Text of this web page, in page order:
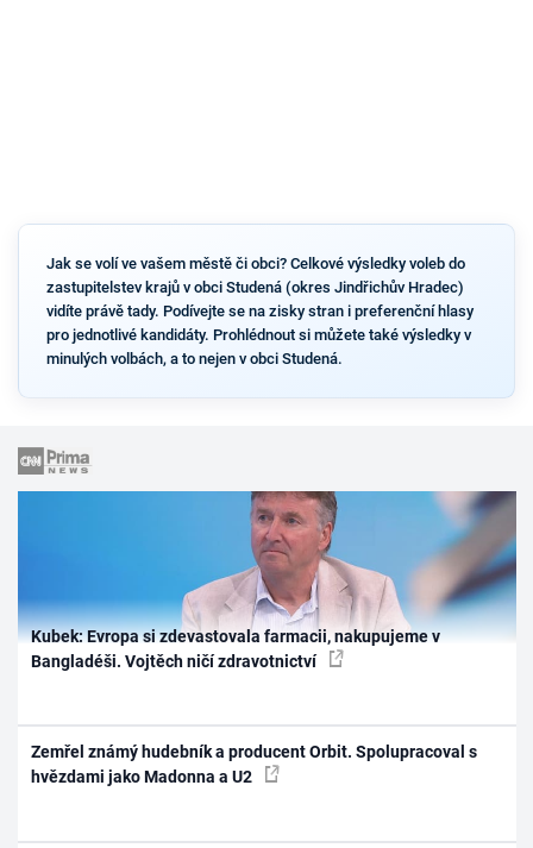
Jak se volí ve vašem městě či obci? Celkové výsledky voleb do
zastupitelstev krajů v obci Studená (okres Jindřichův Hradec)
vidíte právě tady. Podívejte se na zisky stran i preferenční hlasy
pro jednotlivé kandidáty. Prohlédnout si můžete také výsledky v
minulých volbách, a to nejen v obci Studená.
Kubek: Evropa si zdevastovala farmacii, nakupujeme v
Bangladéši. Vojtěch ničí zdravotnictví
Zemřel známý hudebník a producent Orbit. Spolupracoval s
hvězdami jako Madonna a U2